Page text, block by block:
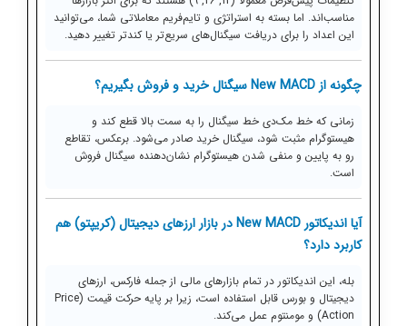
مناسب‌اند. اما بسته به استراتژی و تایم‌فریم معاملاتی شما، می‌توانید
این اعداد را برای دریافت سیگنال‌های سریع‌تر یا کندتر تغییر دهید.
چگونه از New MACD سیگنال خرید و فروش بگیریم؟
زمانی که خط مک‌دی خط سیگنال را به سمت بالا قطع کند و
هیستوگرام مثبت شود، سیگنال خرید صادر می‌شود. برعکس، تقاطع
رو به پایین و منفی شدن هیستوگرام نشان‌دهنده سیگنال فروش
است.
آیا اندیکاتور New MACD در بازار ارزهای دیجیتال (کریپتو) هم
کاربرد دارد؟
بله، این اندیکاتور در تمام بازارهای مالی از جمله فارکس، ارزهای
دیجیتال و بورس قابل استفاده است، زیرا بر پایه حرکت قیمت (Price
Action) و مومنتوم عمل می‌کند.